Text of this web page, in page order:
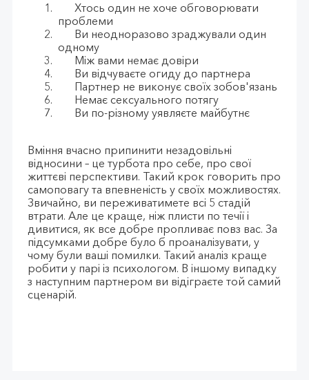
Хтось один не хоче обговорювати
проблеми
Ви неодноразово зраджували один
одному
Між вами немає довіри
Ви відчуваєте огиду до партнера
Партнер не виконує своїх зобов'язань
Немає сексуального потягу
Ви по-різному уявляєте майбутнє
Вміння вчасно припинити незадовільні
відносини – це турбота про себе, про свої
життєві перспективи. Такий крок говорить про
самоповагу та впевненість у своїх можливостях.
Звичайно, ви переживатимете всі 5 стадій
втрати. Але це краще, ніж плисти по течії і
дивитися, як все добре пропливає повз вас. За
підсумками добре було б проаналізувати, у
чому були ваші помилки. Такий аналіз краще
робити у парі із психологом. В іншому випадку
з наступним партнером ви відіграєте той самий
сценарій.